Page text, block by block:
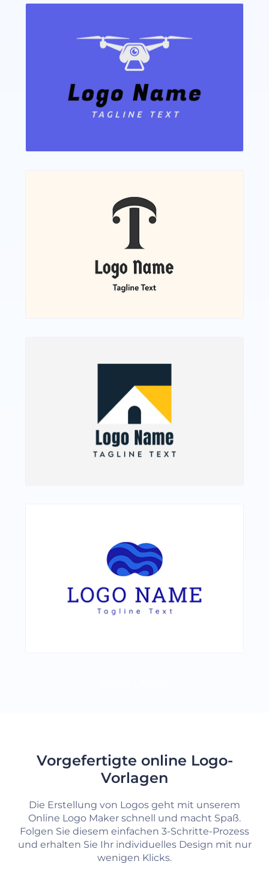
Vorgefertigte online Logo-
Vorlagen
Die Erstellung von Logos geht mit unserem
Online Logo Maker schnell und macht Spaß.
Folgen Sie diesem einfachen 3-Schritte-Prozess
und erhalten Sie Ihr individuelles Design mit nur
wenigen Klicks.